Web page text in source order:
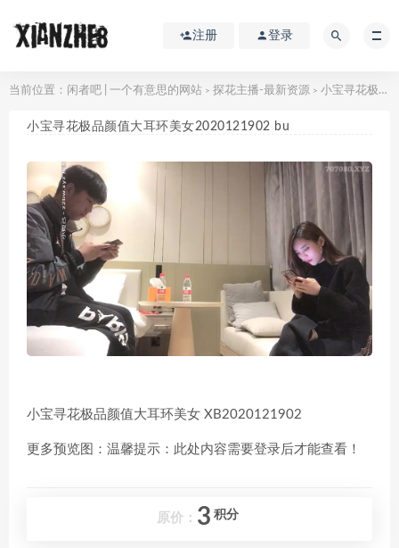
注册 登录
当前位置： 闲者吧 | 一个有意思的网站 > 探花主播-最新资源 > 小宝寻花极品颜值大耳环美女2020121902 bu
小宝寻花极品颜值大耳环美女2020121902 bu
小宝寻花极品颜值大耳环美女 XB2020121902
更多预览图：温馨提示：此处内容需要登录后才能查看！
原价： 3 积分